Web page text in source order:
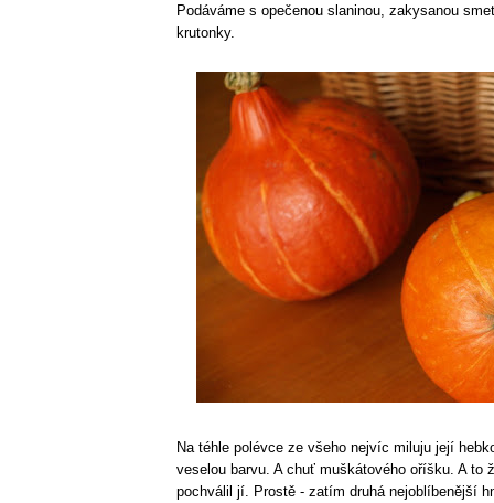
Podáváme s opečenou slaninou, zakysanou
krutonky.
Na téhle polévce ze všeho nejvíc miluju její
veselou barvu. A chuť muškátového oříšku. A to
pochválil jí. Prostě - zatím druhá nejoblíbenější